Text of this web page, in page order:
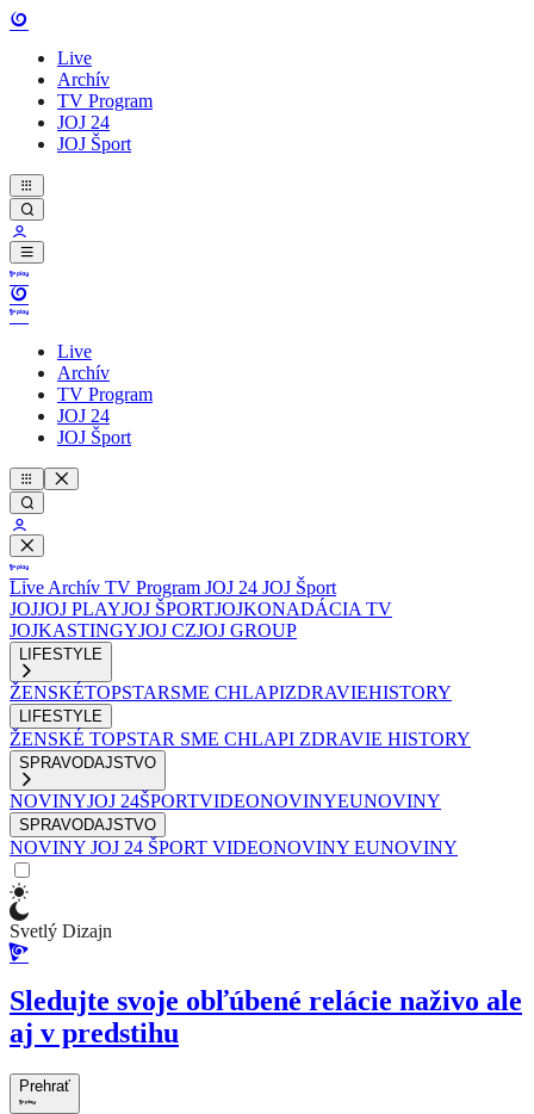
Live
Archív
TV Program
JOJ 24
JOJ Šport
Live
Archív
TV Program
JOJ 24
JOJ Šport
Live Archív TV Program JOJ 24 JOJ Šport
JOJJOJ PLAYJOJ ŠPORTJOJKONADÁCIA TV
JOJKASTINGYJOJ CZJOJ GROUP
LIFESTYLE
ŽENSKÉTOPSTARSME CHLAPIZDRAVIEHISTORY
LIFESTYLE
ŽENSKÉ TOPSTAR SME CHLAPI ZDRAVIE HISTORY
SPRAVODAJSTVO
NOVINYJOJ 24ŠPORTVIDEONOVINYEUNOVINY
SPRAVODAJSTVO
NOVINY JOJ 24 ŠPORT VIDEONOVINY EUNOVINY
Svetlý Dizajn
Sledujte svoje obľúbené relácie naživo ale
aj v predstihu
Prehrať